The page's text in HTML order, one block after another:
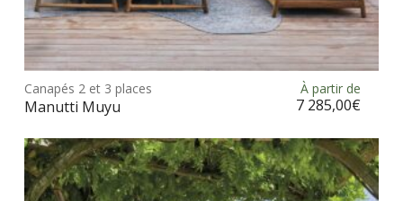
Choix des options
Les
Canapés 2 et 3 places
Manutti Muyu
À partir de
7 285,00€